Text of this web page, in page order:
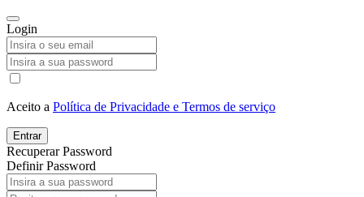
Login
Aceito a Política de Privacidade e Termos de serviço
Entrar
Recuperar Password
Definir Password